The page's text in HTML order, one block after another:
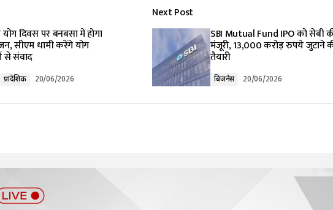
not be published.Required fields are marked*
योग दिवस पर बनबसा में होगा
सीएम धामी करेंगे योग
संवाद
प्रादेशिक 20/06/2026
Next Post
SBI Mutual Fund IPO को सेबी
मंजूरी, 13,000 करोड़ रुपये जुटाने
तैयारी
बिजनेस 20/06/2026